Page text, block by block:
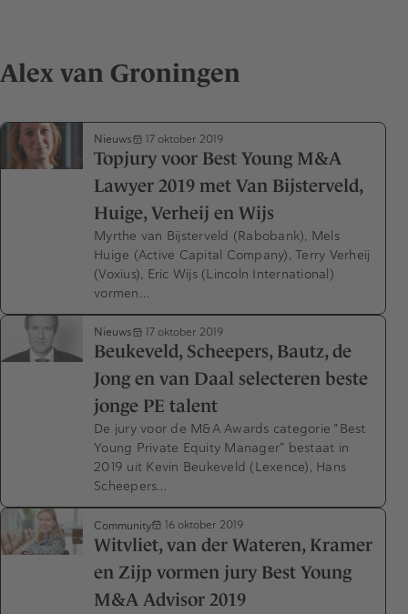
Alex van Groningen
Nieuws 17 oktober 2019
Topjury voor Best Young M&A
Lawyer 2019 met Van Bijsterveld,
Huige, Verheij en Wijs
Myrthe van Bijsterveld (Rabobank), Mels
Huige (Active Capital Company), Terry Verheij
(Voxius), Eric Wijs (Lincoln International)
vormen…
Nieuws 17 oktober 2019
Beukeveld, Scheepers, Bautz, de
Jong en van Daal selecteren beste
jonge PE talent
De jury voor de M&A Awards categorie "Best
Young Private Equity Manager” bestaat in
2019 uit Kevin Beukeveld (Lexence), Hans
Scheepers…
Community 16 oktober 2019
Witvliet, van der Wateren, Kramer
en Zijp vormen jury Best Young
M&A Advisor 2019